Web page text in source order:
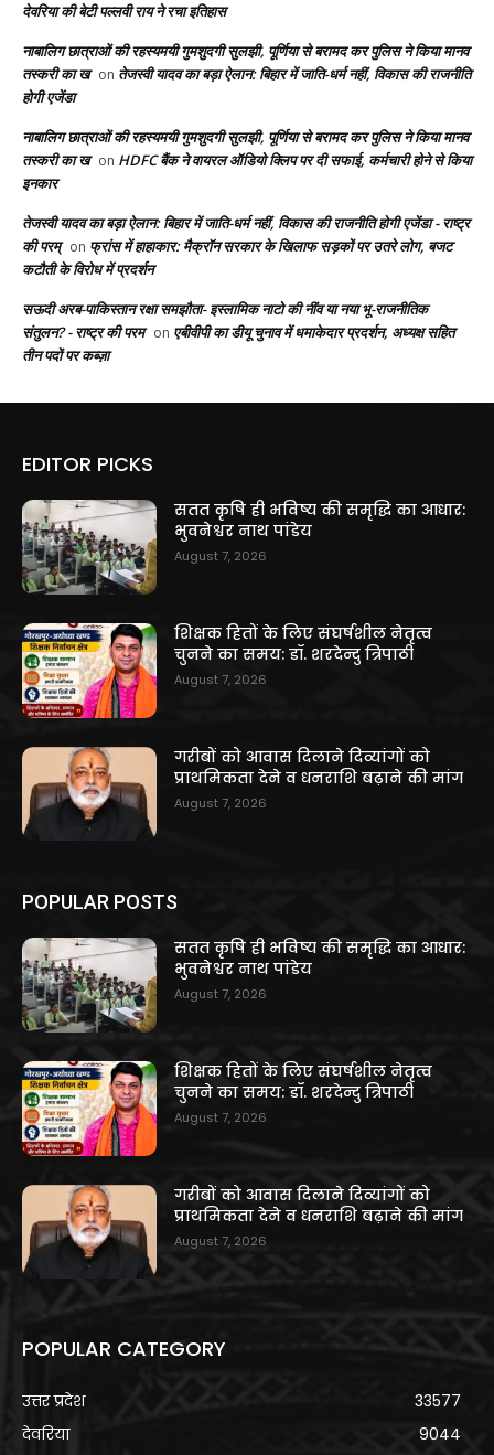
देवरिया की बेटी पल्लवी राय ने रचा इतिहास
नाबालिग छात्राओं की रहस्यमयी गुमशुदगी सुलझी, पूर्णिया से बरामद कर पुलिस ने किया मानव
तस्करी का ख on तेजस्वी यादव का बड़ा ऐलान: बिहार में जाति-धर्म नहीं, विकास की राजनीति
होगी एजेंडा
नाबालिग छात्राओं की रहस्यमयी गुमशुदगी सुलझी, पूर्णिया से बरामद कर पुलिस ने किया मानव
तस्करी का ख on HDFC बैंक ने वायरल ऑडियो क्लिप पर दी सफाई, कर्मचारी होने से किया
इनकार
तेजस्वी यादव का बड़ा ऐलान: बिहार में जाति-धर्म नहीं, विकास की राजनीति होगी एजेंडा - राष्ट्र
की परम् on फ्रांस में हाहाकार: मैक्रॉन सरकार के खिलाफ सड़कों पर उतरे लोग, बजट
कटौती के विरोध में प्रदर्शन
सऊदी अरब-पाकिस्तान रक्षा समझौता- इस्लामिक नाटो की नींव या नया भू-राजनीतिक
संतुलन? - राष्ट्र की परम on एबीवीपी का डीयू चुनाव में धमाकेदार प्रदर्शन, अध्यक्ष सहित
तीन पदों पर कब्ज़ा
EDITOR PICKS
सतत कृषि ही भविष्य की समृद्धि का आधार:
भुवनेश्वर नाथ पांडेय
August 7, 2026
शिक्षक हितों के लिए संघर्षशील नेतृत्व
चुनने का समय: डॉ. शरदेन्दु त्रिपाठी
August 7, 2026
गरीबों को आवास दिलाने दिव्यांगों को
प्राथमिकता देने व धनराशि बढ़ाने की मांग
August 7, 2026
POPULAR POSTS
सतत कृषि ही भविष्य की समृद्धि का आधार:
भुवनेश्वर नाथ पांडेय
August 7, 2026
शिक्षक हितों के लिए संघर्षशील नेतृत्व
चुनने का समय: डॉ. शरदेन्दु त्रिपाठी
August 7, 2026
गरीबों को आवास दिलाने दिव्यांगों को
प्राथमिकता देने व धनराशि बढ़ाने की मांग
August 7, 2026
POPULAR CATEGORY
उत्तर प्रदेश
33577
देवरिया
9044